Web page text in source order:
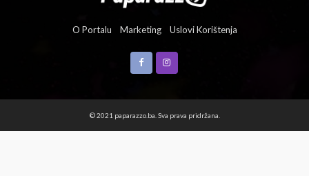
O Portalu Marketing Uslovi Korištenja
© 2021 paparazzo.ba. Sva prava pridržana.